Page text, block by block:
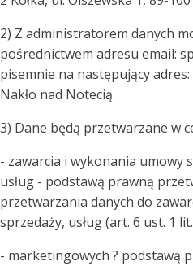
2) Z administratorem danych
pośrednictwem adresu email:
pisemnie na następujący
Nakło nad Notecią.
3) Dane będą przetwarzane w
- zawarcia i wykonania umowy
usług - podstawą prawną
przetwarzania danych do
sprzedaży, usług (art. 6 ust. 1
- marketingowych ? podstawą